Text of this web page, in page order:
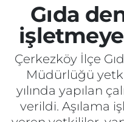
Gıda
Çerkezköy İlçe
Müdürlüğü
yılında yapılan
verildi. Aşılama
Kültür&Sanat
Manşet
SAĞLIK
Spor
Süper Lig Puan
Tüm Manşetler
Son Dakika
Haber Arşivi